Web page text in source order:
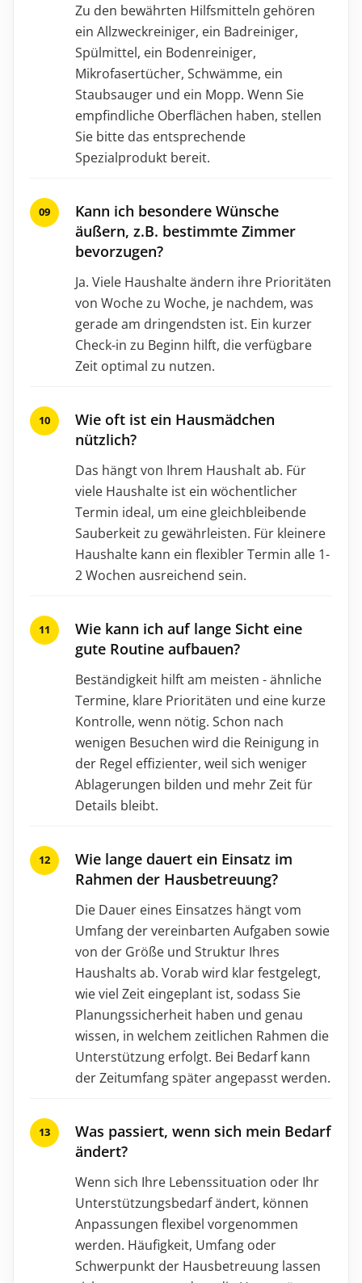
Zu den bewährten Hilfsmitteln gehören
ein Allzweckreiniger, ein Badreiniger,
Spülmittel, ein Bodenreiniger,
Mikrofasertücher, Schwämme, ein
Staubsauger und ein Mopp. Wenn Sie
empfindliche Oberflächen haben, stellen
Sie bitte das entsprechende
Spezialprodukt bereit.
Kann ich besondere Wünsche
äußern, z.B. bestimmte Zimmer
bevorzugen?
Ja. Viele Haushalte ändern ihre Prioritäten
von Woche zu Woche, je nachdem, was
gerade am dringendsten ist. Ein kurzer
Check-in zu Beginn hilft, die verfügbare
Zeit optimal zu nutzen.
Wie oft ist ein Hausmädchen
nützlich?
Das hängt von Ihrem Haushalt ab. Für
viele Haushalte ist ein wöchentlicher
Termin ideal, um eine gleichbleibende
Sauberkeit zu gewährleisten. Für kleinere
Haushalte kann ein flexibler Termin alle 1-
2 Wochen ausreichend sein.
Wie kann ich auf lange Sicht eine
gute Routine aufbauen?
Beständigkeit hilft am meisten - ähnliche
Termine, klare Prioritäten und eine kurze
Kontrolle, wenn nötig. Schon nach
wenigen Besuchen wird die Reinigung in
der Regel effizienter, weil sich weniger
Ablagerungen bilden und mehr Zeit für
Details bleibt.
Wie lange dauert ein Einsatz im
Rahmen der Hausbetreuung?
Die Dauer eines Einsatzes hängt vom
Umfang der vereinbarten Aufgaben sowie
von der Größe und Struktur Ihres
Haushalts ab. Vorab wird klar festgelegt,
wie viel Zeit eingeplant ist, sodass Sie
Planungssicherheit haben und genau
wissen, in welchem zeitlichen Rahmen die
Unterstützung erfolgt. Bei Bedarf kann
der Zeitumfang später angepasst werden.
Was passiert, wenn sich mein Bedarf
ändert?
Wenn sich Ihre Lebenssituation oder Ihr
Unterstützungsbedarf ändert, können
Anpassungen flexibel vorgenommen
werden. Häufigkeit, Umfang oder
Schwerpunkt der Hausbetreuung lassen